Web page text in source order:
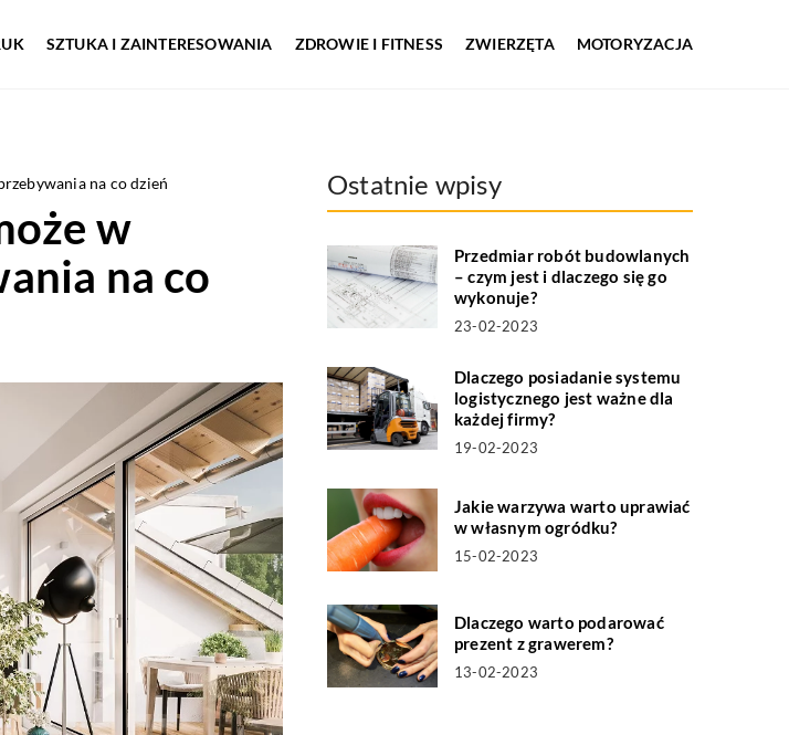
SZTUKA I ZAINTERESOWANIA ZDROWIE I FITNESS ZWIERZĘTA MOTORYZACJA
na co dzień
w
na co
Ostatnie wpisy
Przedmiar robót budowlanych
– czym jest i dlaczego się go
wykonuje?
23-02-2023
Dlaczego posiadanie systemu
logistycznego jest ważne dla
każdej firmy?
19-02-2023
Jakie warzywa warto uprawiać
w własnym ogródku?
15-02-2023
Dlaczego warto podarować
prezent z grawerem?
13-02-2023